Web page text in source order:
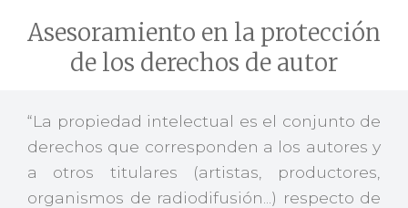
Asesoramiento en la protección
de los derechos de autor
“La propiedad intelectual es el conjunto de
derechos que corresponden a los autores y
a otros titulares (artistas, productores,
organismos de radiodifusión...) respecto de